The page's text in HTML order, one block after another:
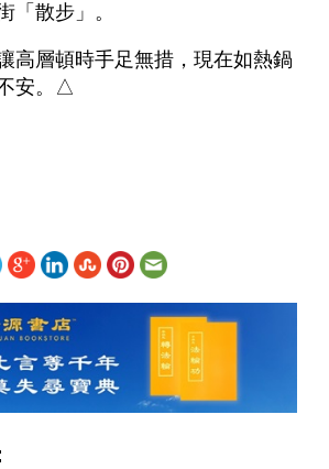
「散步」。
高層頓時手足無措，現在如熱鍋
安。△